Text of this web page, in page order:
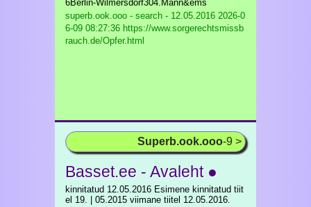
6Berlin-Wilmersdorf304.Mann&ems
superb.ook.ooo - search - 12.05.2016 2026-0
6-09 08:27:36 https://www.sorgerechtsmissb
rauch.de/Opfer.html
Superb.ook.ooo-9 >
Basset.ee - Avaleht ●
kinnitatud 12.05.2016 Esimene kinnitatud tiit
el 19. | 05.2015 viimane tiitel 12.05.2016.